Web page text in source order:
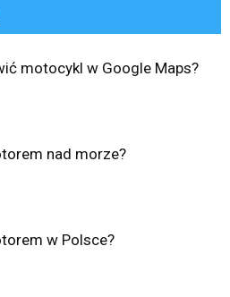
motocykl w Google Maps?
nad morze?
w Polsce?